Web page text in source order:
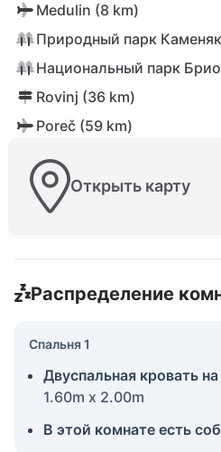
Medulin (8 km)
Природный парк
Национальный парк
Rovinj (36 km)
Poreč (59 km)
Открыть карту
Распределение
Спальня 1
Двуспальная кровать
1.60m x 2.00m
В этой комнате есть